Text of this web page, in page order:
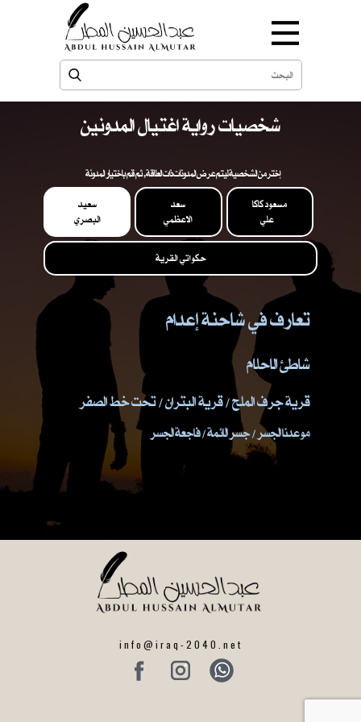
شخصيات رواية اغتيال المدونين
إختر من الشخصية ليتم عرض المدونات ذات العلاقة , ثم قم باختيار المدونة
سعيد
البصري
سعد
الاعظمي
مسعود كاكا
علي
حكواتي القرية
تعارف في شاحنة إعدام
شاطئ الاحلام
قرية جرف الملح / قرية البتران / تحت خط الصفر
موعدنا الجسر / جسر الائمة / فاجعة الجسر
info@iraq-2040.net